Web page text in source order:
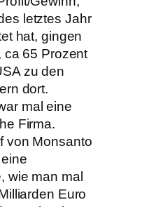
letztes Jahr
hat, gingen
ca 65 Prozent
zu den
dort.
mal eine
Firma.
von Monsanto
wie man mal
Euro